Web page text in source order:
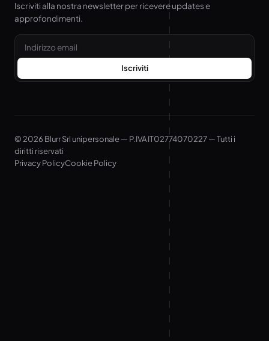
Iscriviti alla nostra newsletter per ricevere updates e
approfondimenti.
Email
Iscriviti
© 2026 Blurr Srl unipersonale — P.IVA IT02774070227 — Tutti i
diritti riservati
Privacy PolicyCookie Policy